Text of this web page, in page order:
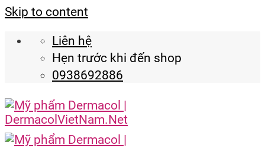
Skip to content
Liên hệ
Hẹn trước khi đến shop
0938692886